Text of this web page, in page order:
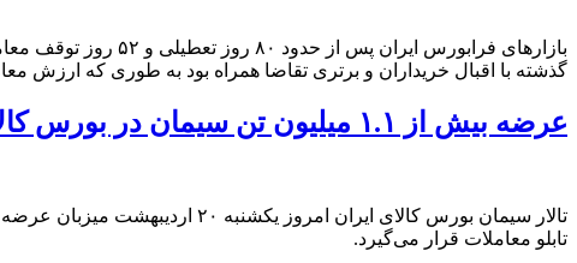
گذشته با اقبال خریداران و برتری تقاضا همراه بود به طوری که ارزش معاملات خرد سهام را
عرضه بیش از ۱.۱ میلیون تن سیمان در بورس کالا
تابلو معاملات قرار می‌گیرد.